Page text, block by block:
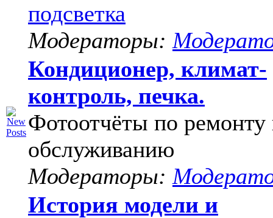
подсветка
Модераторы:
Кондиционер, климат-
контроль, печка.
Фотоотчёты по ремонту
обслуживанию
Модераторы:
История модели и